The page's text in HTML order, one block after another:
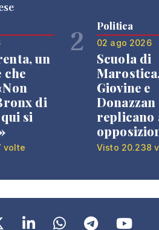
un
che
di
si
volte
2 Politica
02 ago 2026
Scuola di
Giovine e
Donazzan
replicano
Visto 20.238